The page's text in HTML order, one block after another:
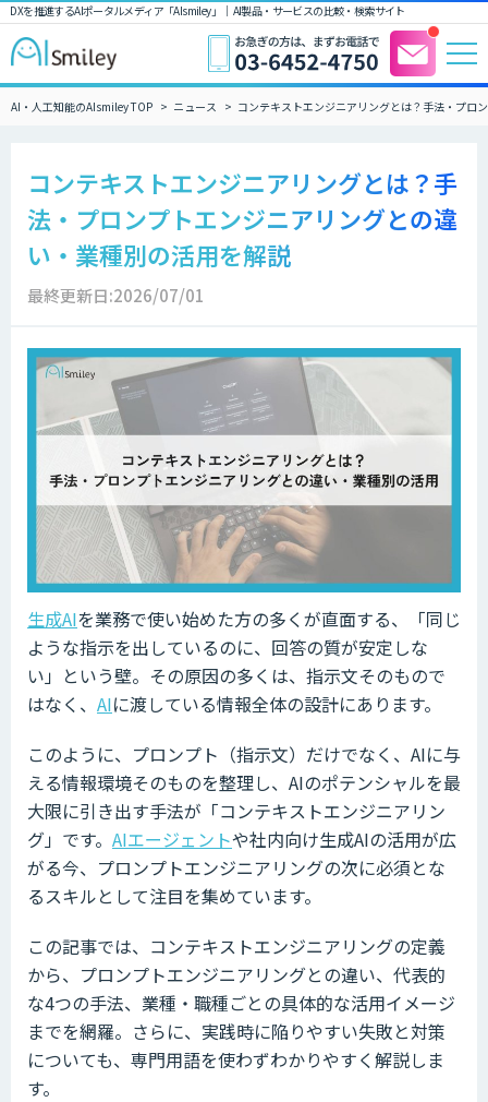
DXを推進するAIポータルメディア「AIsmiley」｜ AI製品・サービスの比較・検索サイト
AI・人工知能のAIsmiley TOP ニュース コンテキストエンジニアリングとは？手法・プロ
コンテキストエンジニアリングとは？手
法・プロンプトエンジニアリングとの違
い・業種別の活用を解説
最終更新日:2026/07/01
生成AIを業務で使い始めた方の多くが直面する、「同じ
ような指示を出しているのに、回答の質が安定しな
い」という壁。その原因の多くは、指示文そのもので
はなく、 AIに渡している情報全体の設計にあります。
このように、プロンプト（指示文）だけでなく、AIに与
える情報環境そのものを整理し、AIのポテンシャルを最
大限に引き出す手法が「コンテキストエンジニアリン
グ」です。 AIエージェントや社内向け生成AIの活用が広
がる今、プロンプトエンジニアリングの次に必須とな
るスキルとして注目を集めています。
この記事では、コンテキストエンジニアリングの定義
から、プロンプトエンジニアリングとの違い、代表的
な4つの手法、業種・職種ごとの具体的な活用イメージ
までを網羅。さらに、実践時に陥りやすい失敗と対策
についても、専門用語を使わずわかりやすく解説しま
す。